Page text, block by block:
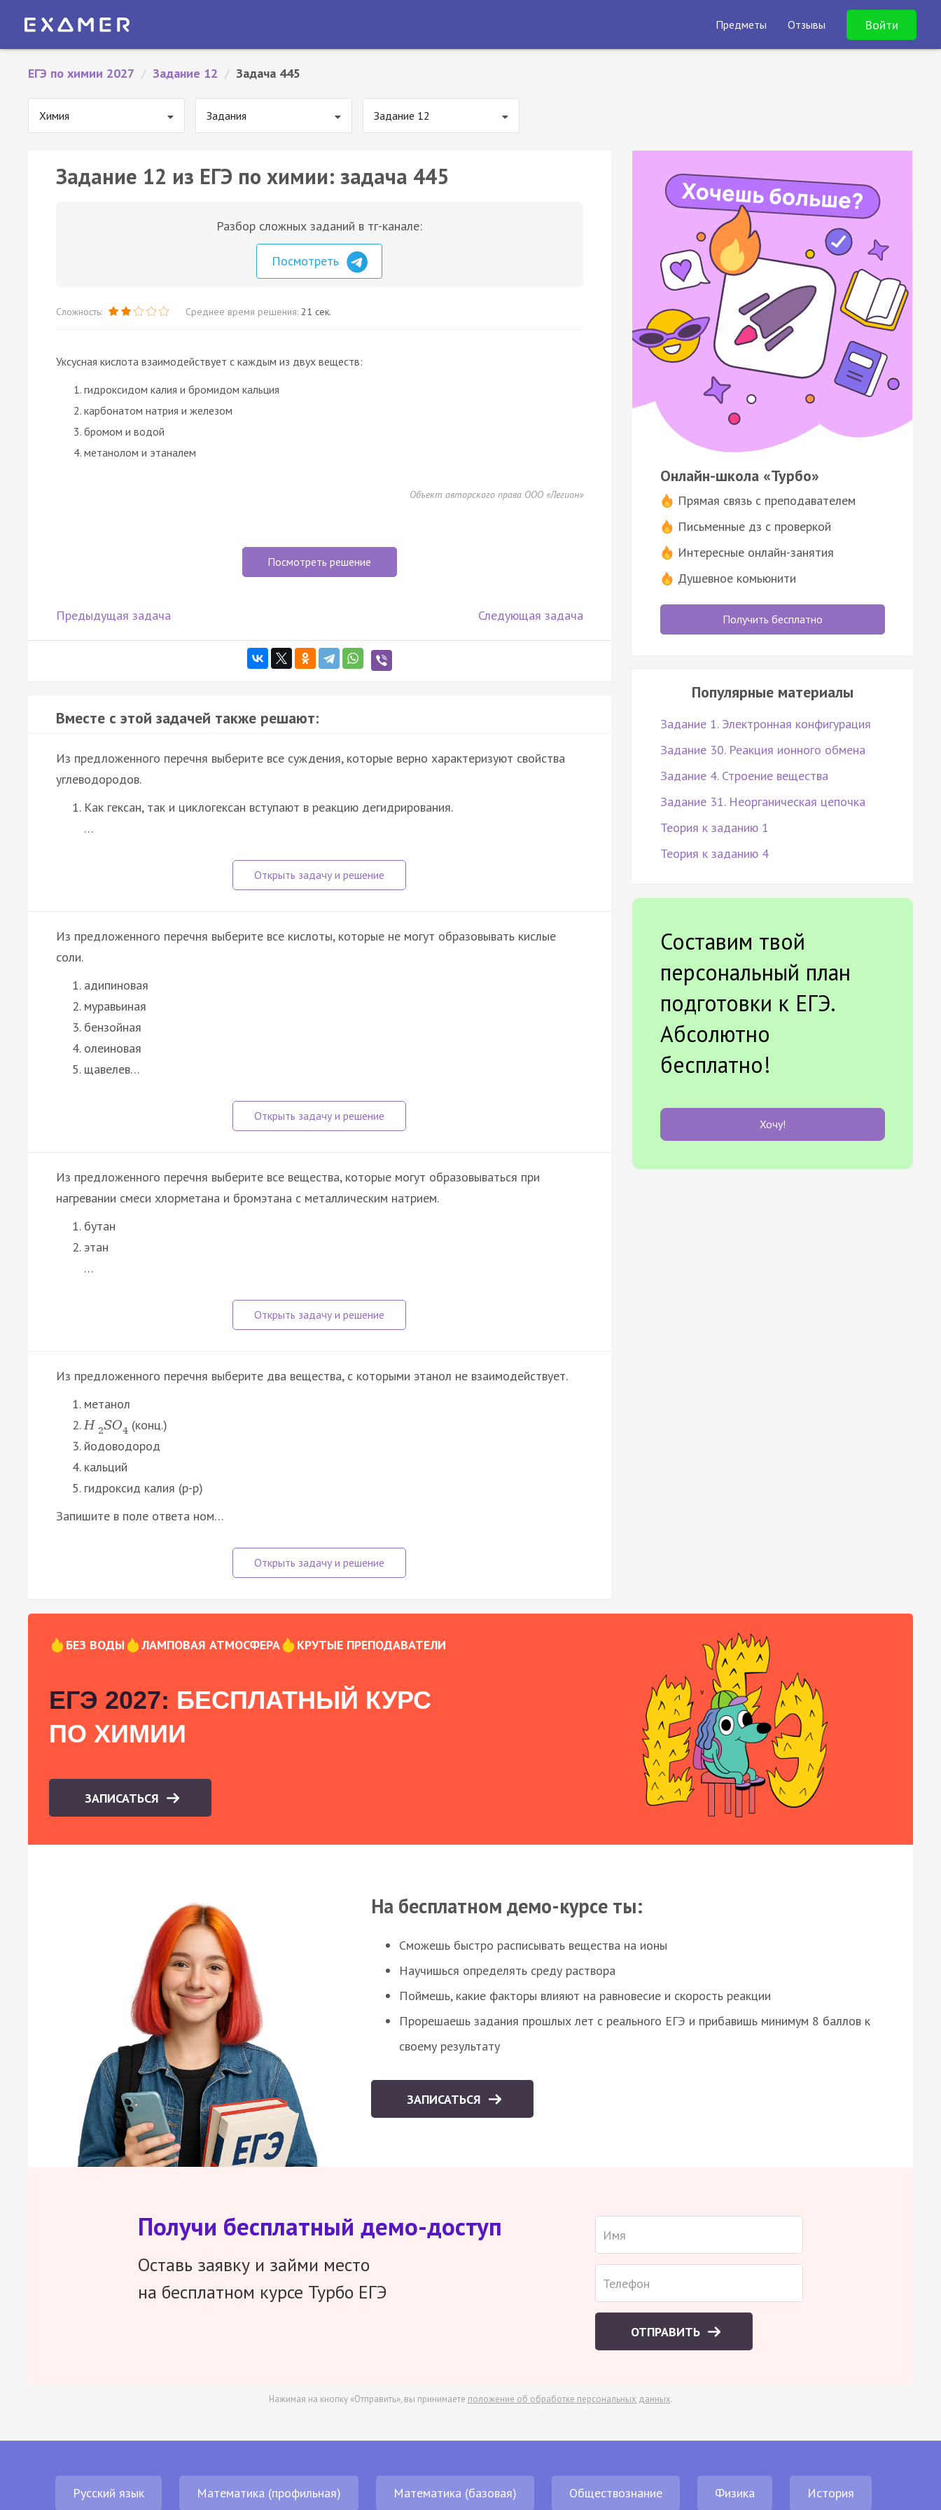
Предметы Отзывы Войти
ЕГЭ по химии 2027 / Задание 12 / Задача 445
Химия Задания Задание 12
Задание 12 из ЕГЭ по химии: задача 445
Разбор сложных заданий в тг-канале:
Посмотреть
Сложность: Среднее время решения: 21 сек.
Уксусная кислота взаимодействует с каждым из двух веществ:
гидроксидом калия и бромидом кальция
карбонатом натрия и железом
бромом и водой
метанолом и этаналем
Объект авторского права ООО «Легион»
Посмотреть решение
Предыдущая задача Следующая задача
Вместе с этой задачей также решают:
Из предложенного перечня выберите все суждения, которые верно характеризуют свойства
углеводородов.
Как гексан, так и циклогексан вступают в реакцию дегидрирования.
…
Из предложенного перечня выберите все кислоты, которые не могут образовывать кислые
соли.
адипиновая
муравьиная
бензойная
олеиновая
щавелев…
Из предложенного перечня выберите все вещества, которые могут образовываться при
нагревании смеси хлорметана и бромэтана с металлическим натрием.
бутан
этан
…
Из предложенного перечня выберите два вещества, с которыми этанол не взаимодействует.
метанол
H 2SO4 (конц.)
йодоводород
кальций
гидроксид калия (р-р)
Запишите в поле ответа ном…
Онлайн-школа «Турбо»
Прямая связь с преподавателем
Письменные дз с проверкой
Интересные онлайн-занятия
Душевное комьюнити
Получить бесплатно
Популярные материалы
Задание 1. Электронная конфигурация
Задание 30. Реакция ионного обмена
Задание 4. Строение вещества
Задание 31. Неорганическая цепочка
Теория к заданию 1
Теория к заданию 4
Составим твой
персональный план
подготовки к ЕГЭ.
Абсолютно
бесплатно!
Хочу!
БЕЗ ВОДЫ ЛАМПОВАЯ АТМОСФЕРА КРУТЫЕ ПРЕПОДАВАТЕЛИ
ЕГЭ 2027: БЕСПЛАТНЫЙ КУРС
ПО ХИМИИ
ЗАПИСАТЬСЯ
На бесплатном демо-курсе ты:
Сможешь быстро расписывать вещества на ионы
Научишься определять среду раствора
Поймешь, какие факторы влияют на равновесие и скорость реакции
Прорешаешь задания прошлых лет с реального ЕГЭ и прибавишь минимум 8 баллов к
своему результату
ЗАПИСАТЬСЯ
Получи бесплатный демо-доступ
Оставь заявку и займи место
на бесплатном курсе Турбо ЕГЭ
ОТПРАВИТЬ
Нажимая на кнопку «Отправить», вы принимаете положение об обработке персональных данных.
Русский язык Математика (профильная) Математика (базовая) Обществознание Физика История